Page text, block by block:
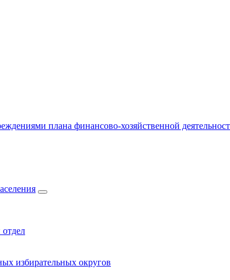
плана финансово-хозяйственной
избирательных округов